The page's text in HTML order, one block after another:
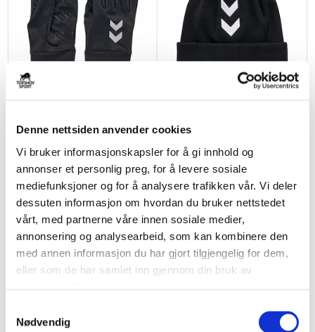
Denne nettsiden anvender cookies
Vi bruker informasjonskapsler for å gi innhold og
annonser et personlig preg, for å levere sosiale
mediefunksjoner og for å analysere trafikken vår. Vi deler
dessuten informasjon om hvordan du bruker nettstedet
vårt, med partnerne våre innen sosiale medier,
annonsering og analysearbeid, som kan kombinere den
med annen informasjon du har gjort tilgjengelig for dem,
eller som de har samlet inn gjennom din bruk av
Nødvendig
kr 239 kr 299
Skiptvet IL Treningsgenser
BARN
Skiptvet IL Treningsgenser Barn